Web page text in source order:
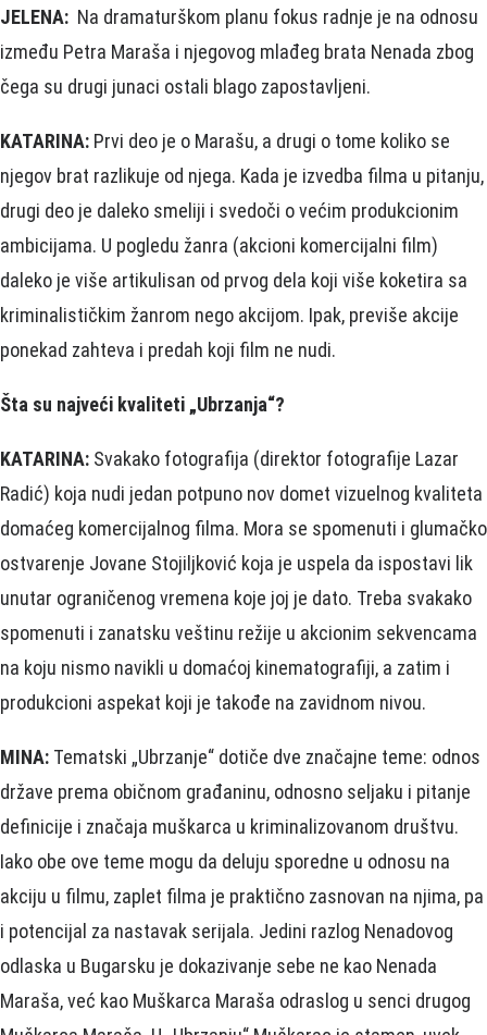
JELENA: Na dramaturškom planu fokus radnje je na odnosu
između Petra Maraša i njegovog mlađeg brata Nenada zbog
čega su drugi junaci ostali blago zapostavljeni.
KATARINA: Prvi deo je o Marašu, a drugi o tome koliko se
njegov brat razlikuje od njega. Kada je izvedba filma u pitanju,
drugi deo je daleko smeliji i svedoči o većim produkcionim
ambicijama. U pogledu žanra (akcioni komercijalni film)
daleko je više artikulisan od prvog dela koji više koketira sa
kriminalističkim žanrom nego akcijom. Ipak, previše akcije
ponekad zahteva i predah koji film ne nudi.
Šta su najveći kvaliteti „Ubrzanja“?
KATARINA: Svakako fotografija (direktor fotografije Lazar
Radić) koja nudi jedan potpuno nov domet vizuelnog kvaliteta
domaćeg komercijalnog filma. Mora se spomenuti i glumačko
ostvarenje Jovane Stojiljković koja je uspela da ispostavi lik
unutar ograničenog vremena koje joj je dato. Treba svakako
spomenuti i zanatsku veštinu režije u akcionim sekvencama
na koju nismo navikli u domaćoj kinematografiji, a zatim i
produkcioni aspekat koji je takođe na zavidnom nivou.
MINA: Tematski „Ubrzanje“ dotiče dve značajne teme: odnos
države prema običnom građaninu, odnosno seljaku i pitanje
definicije i značaja muškarca u kriminalizovanom društvu.
Iako obe ove teme mogu da deluju sporedne u odnosu na
akciju u filmu, zaplet filma je praktično zasnovan na njima, pa
i potencijal za nastavak serijala. Jedini razlog Nenadovog
odlaska u Bugarsku je dokazivanje sebe ne kao Nenada
Maraša, već kao Muškarca Maraša odraslog u senci drugog